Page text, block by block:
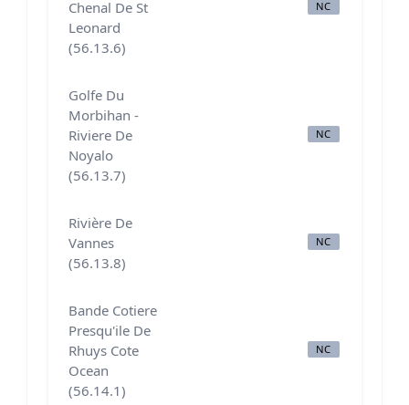
Chenal De St
Leonard
(56.13.6)
NC
Golfe Du
Morbihan -
Riviere De
Noyalo
(56.13.7)
NC
Rivière De
Vannes
(56.13.8)
NC
Bande Cotiere
Presqu'ile De
Rhuys Cote
Ocean
(56.14.1)
NC